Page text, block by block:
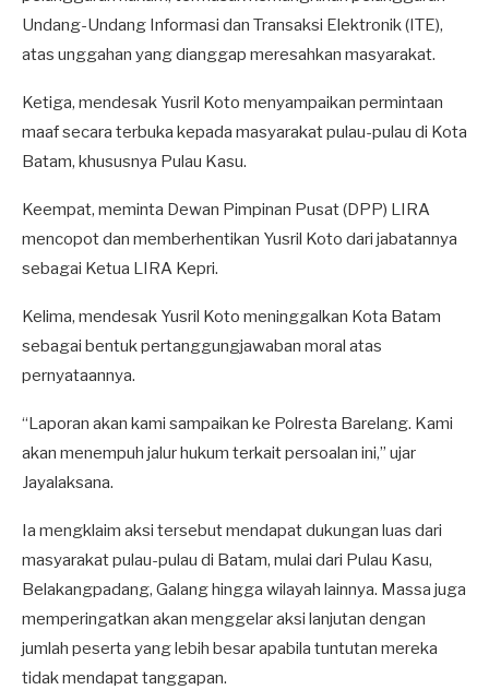
Undang-Undang Informasi dan Transaksi Elektronik (ITE),
atas unggahan yang dianggap meresahkan masyarakat.
Ketiga, mendesak Yusril Koto menyampaikan permintaan
maaf secara terbuka kepada masyarakat pulau-pulau di Kota
Batam, khususnya Pulau Kasu.
Keempat, meminta Dewan Pimpinan Pusat (DPP) LIRA
mencopot dan memberhentikan Yusril Koto dari jabatannya
sebagai Ketua LIRA Kepri.
Kelima, mendesak Yusril Koto meninggalkan Kota Batam
sebagai bentuk pertanggungjawaban moral atas
pernyataannya.
“Laporan akan kami sampaikan ke Polresta Barelang. Kami
akan menempuh jalur hukum terkait persoalan ini,” ujar
Jayalaksana.
Ia mengklaim aksi tersebut mendapat dukungan luas dari
masyarakat pulau-pulau di Batam, mulai dari Pulau Kasu,
Belakangpadang, Galang hingga wilayah lainnya. Massa juga
memperingatkan akan menggelar aksi lanjutan dengan
jumlah peserta yang lebih besar apabila tuntutan mereka
tidak mendapat tanggapan.